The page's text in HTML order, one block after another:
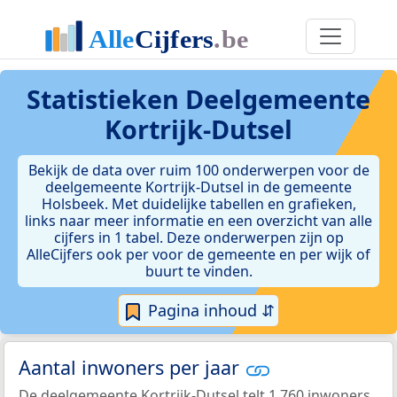
Statistieken Deelgemeente
Kortrijk-Dutsel
Bekijk de data over ruim 100 onderwerpen voor de
deelgemeente Kortrijk-Dutsel in de gemeente
Holsbeek. Met duidelijke tabellen en grafieken,
links naar meer informatie en een overzicht van alle
cijfers in 1 tabel. Deze onderwerpen zijn op
AlleCijfers ook per voor de gemeente en per wijk of
buurt te vinden.
Pagina inhoud ⇵
Aantal inwoners per jaar